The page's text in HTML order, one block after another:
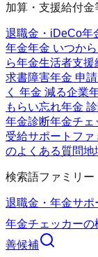
加算・支援給付
退職金・iDeCo年
年金年金 いつか
ら年金生活者支援
求書障害年金 申
く 年金 減る企業
もらい忘れ年金
年金診断年金チェ
受給サポートファ
のよくある質問地
検索語ファミリー
退職金・年金サポ
年金チェッカーの
善候補